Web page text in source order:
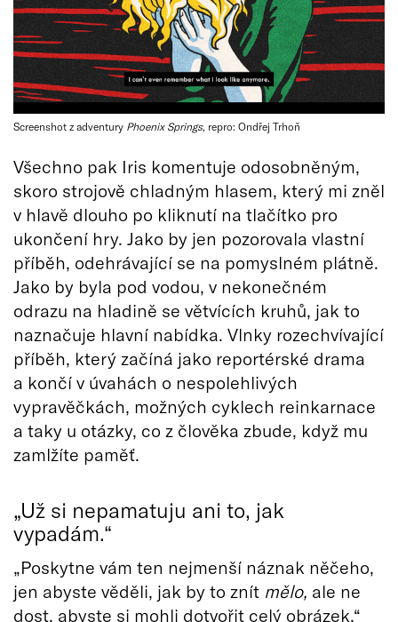
Screenshot z adventury Phoenix Springs, repro: Ondřej Trhoň
Všechno pak Iris komentuje odosobněným,
skoro strojově chladným hlasem, který mi zněl
v hlavě dlouho po kliknutí na tlačítko pro
ukončení hry. Jako by jen pozorovala vlastní
příběh, odehrávající se na pomyslném plátně.
Jako by byla pod vodou, v nekonečném
odrazu na hladině se větvících kruhů, jak to
naznačuje hlavní nabídka. Vlnky rozechvívající
příběh, který začíná jako reportérské drama
a končí v úvahách o nespolehlivých
vypravěčkách, možných cyklech reinkarnace
a taky u otázky, co z člověka zbude, když mu
zamlžíte paměť.
„Už si nepamatuju ani to, jak
vypadám.“
„Poskytne vám ten nejmenší náznak něčeho,
jen abyste věděli, jak by to znít mělo, ale ne
dost, abyste si mohli dotvořit celý obrázek,“